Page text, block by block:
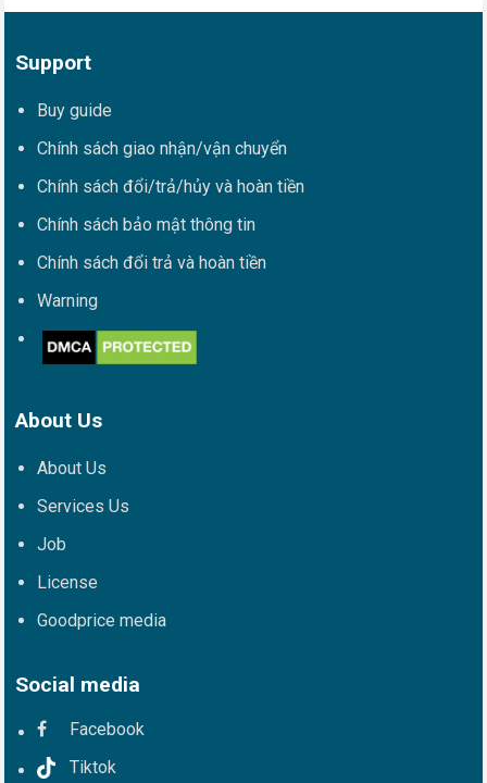
Support
Buy guide
Chính sách giao nhận/vận chuyển
Chính sách đổi/trả/hủy và hoàn tiền
Chính sách bảo mật thông tin
Chính sách đổi trả và hoàn tiền
Warning
About Us
About Us
Services Us
Job
License
Goodprice media
Social media
Facebook
Tiktok